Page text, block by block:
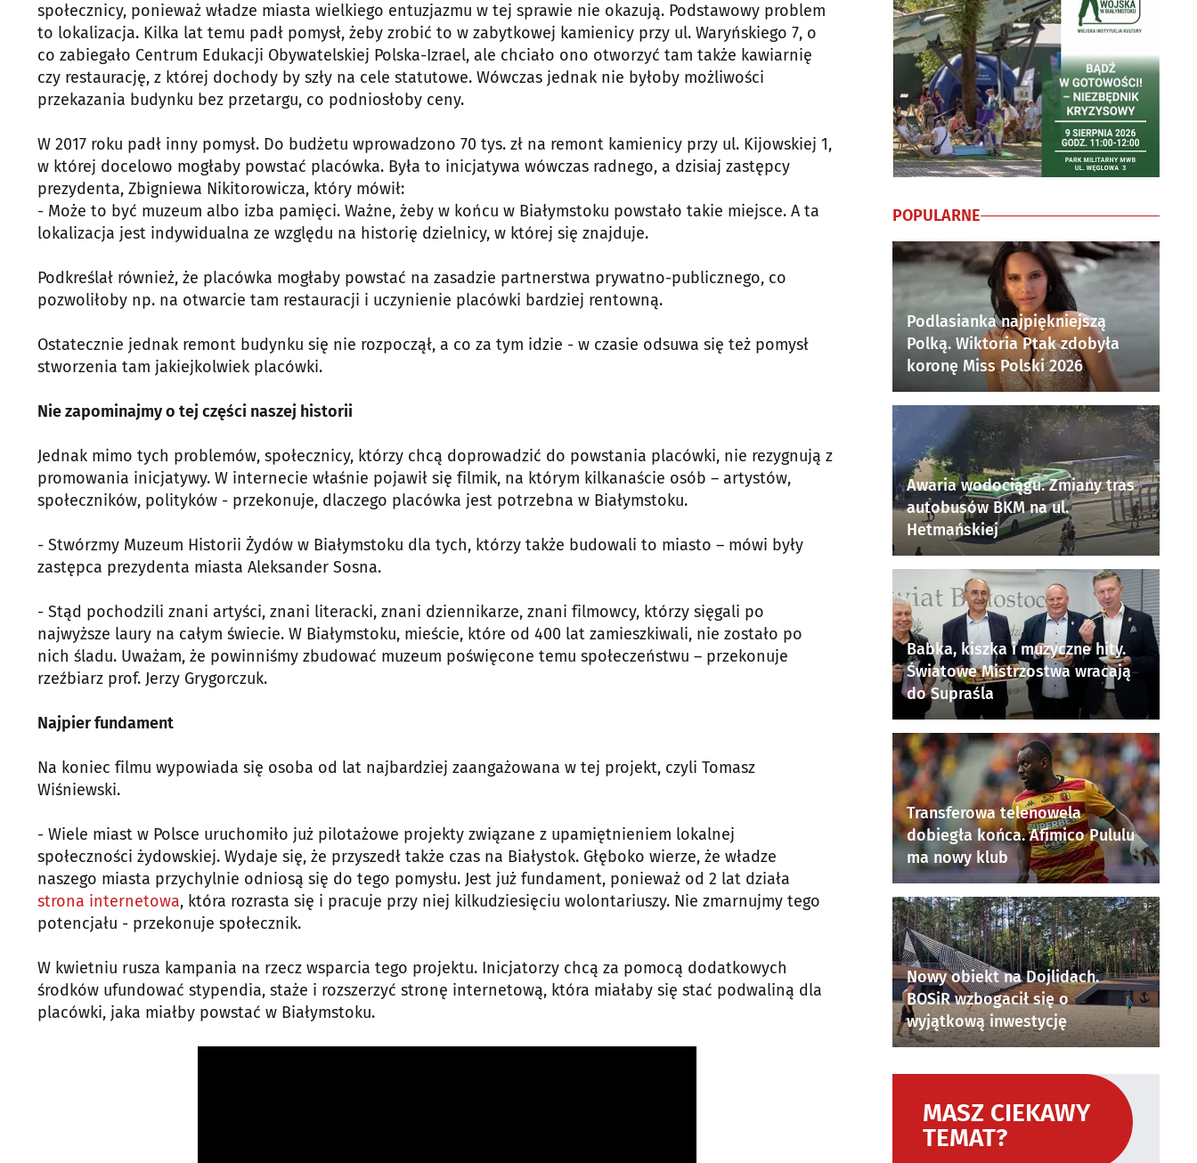
społecznicy, ponieważ władze miasta wielkiego entuzjazmu w tej sprawie nie okazują. Podstawowy problem
to lokalizacja. Kilka lat temu padł pomysł, żeby zrobić to w zabytkowej kamienicy przy ul. Waryńskiego 7, o
co zabiegało Centrum Edukacji Obywatelskiej Polska-Izrael, ale chciało ono otworzyć tam także kawiarnię
czy restaurację, z której dochody by szły na cele statutowe. Wówczas jednak nie byłoby możliwości
przekazania budynku bez przetargu, co podniosłoby ceny.
W 2017 roku padł inny pomysł. Do budżetu wprowadzono 70 tys. zł na remont kamienicy przy ul. Kijowskiej 1,
w której docelowo mogłaby powstać placówka. Była to inicjatywa wówczas radnego, a dzisiaj zastępcy
prezydenta, Zbigniewa Nikitorowicza, który mówił:
- Może to być muzeum albo izba pamięci. Ważne, żeby w końcu w Białymstoku powstało takie miejsce. A ta
lokalizacja jest indywidualna ze względu na historię dzielnicy, w której się znajduje.
Podkreślał również, że placówka mogłaby powstać na zasadzie partnerstwa prywatno-publicznego, co
pozwoliłoby np. na otwarcie tam restauracji i uczynienie placówki bardziej rentowną.
Ostatecznie jednak remont budynku się nie rozpoczął, a co za tym idzie - w czasie odsuwa się też pomysł
stworzenia tam jakiejkolwiek placówki.
Nie zapominajmy o tej części naszej historii
Jednak mimo tych problemów, społecznicy, którzy chcą doprowadzić do powstania placówki, nie rezygnują z
promowania inicjatywy. W internecie właśnie pojawił się filmik, na którym kilkanaście osób – artystów,
społeczników, polityków - przekonuje, dlaczego placówka jest potrzebna w Białymstoku.
- Stwórzmy Muzeum Historii Żydów w Białymstoku dla tych, którzy także budowali to miasto – mówi były
zastępca prezydenta miasta Aleksander Sosna.
- Stąd pochodzili znani artyści, znani literacki, znani dziennikarze, znani filmowcy, którzy sięgali po
najwyższe laury na całym świecie. W Białymstoku, mieście, które od 400 lat zamieszkiwali, nie zostało po
nich śladu. Uważam, że powinniśmy zbudować muzeum poświęcone temu społeczeństwu – przekonuje
rzeźbiarz prof. Jerzy Grygorczuk.
Najpier fundament
Na koniec filmu wypowiada się osoba od lat najbardziej zaangażowana w tej projekt, czyli Tomasz
Wiśniewski.
- Wiele miast w Polsce uruchomiło już pilotażowe projekty związane z upamiętnieniem lokalnej
społeczności żydowskiej. Wydaje się, że przyszedł także czas na Białystok. Głęboko wierze, że władze
naszego miasta przychylnie odniosą się do tego pomysłu. Jest już fundament, ponieważ od 2 lat działa
strona internetowa, która rozrasta się i pracuje przy niej kilkudziesięciu wolontariuszy. Nie zmarnujmy tego
potencjału - przekonuje społecznik.
W kwietniu rusza kampania na rzecz wsparcia tego projektu. Inicjatorzy chcą za pomocą dodatkowych
środków ufundować stypendia, staże i rozszerzyć stronę internetową, która miałaby się stać podwaliną dla
placówki, jaka miałby powstać w Białymstoku.
POPULARNE
Podlasianka najpiękniejszą
Polką. Wiktoria Ptak zdobyła
koronę Miss Polski 2026
Awaria wodociągu. Zmiany tras
autobusów BKM na ul.
Hetmańskiej
Babka, kiszka i muzyczne hity.
Światowe Mistrzostwa wracają
do Supraśla
Transferowa telenowela
dobiegła końca. Afimico Pululu
ma nowy klub
Nowy obiekt na Dojlidach.
BOSiR wzbogacił się o
wyjątkową inwestycję
MASZ CIEKAWY
TEMAT?